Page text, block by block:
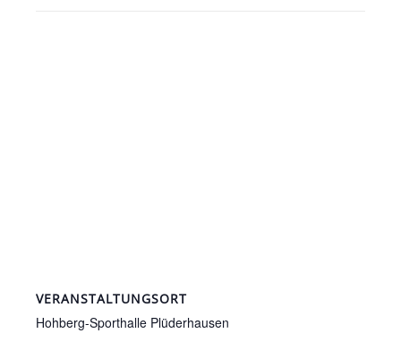
VERANSTALTUNGSORT
Hohberg-Sporthalle Plüderhausen